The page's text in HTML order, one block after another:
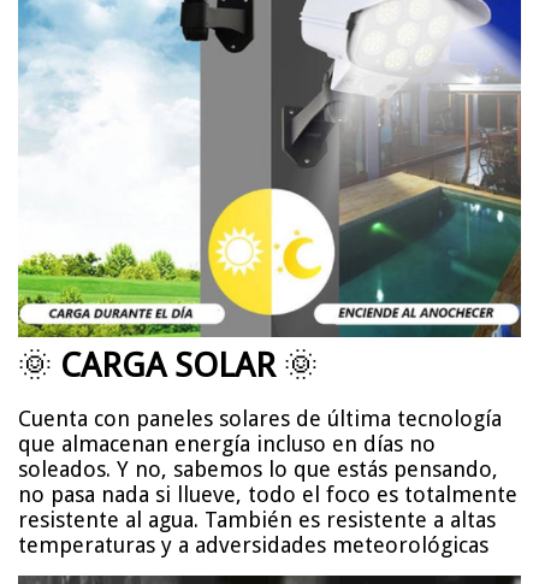
🌞 CARGA SOLAR 🌞
Cuenta con paneles solares de última tecnología
que almacenan energía incluso en días no
soleados. Y no, sabemos lo que estás pensando,
no pasa nada si llueve, todo el foco es totalmente
resistente al agua. También es resistente a altas
temperaturas y a adversidades meteorológicas